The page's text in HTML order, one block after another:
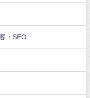
・SEO